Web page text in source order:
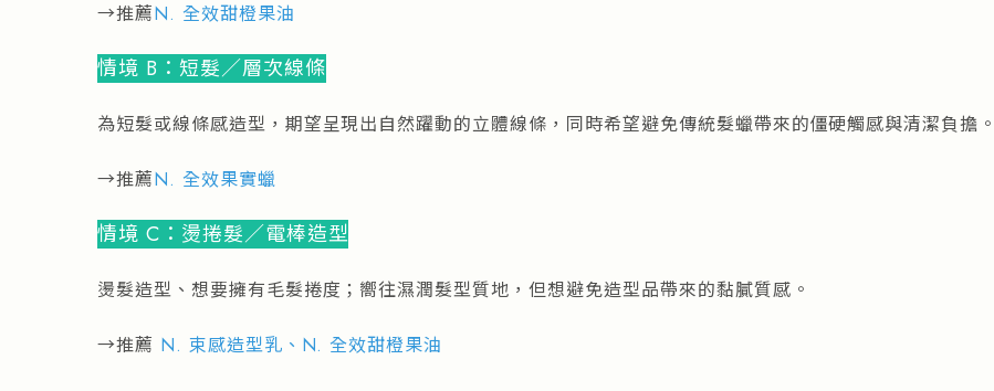
→推薦N. 全效甜橙果油
情境 B：短髮／層次線條
為短髮或線條感造型，期望呈現出自然躍動的立體線條，同時希望避免傳統髮蠟帶來的僵硬觸感與清潔負擔。
→推薦N. 全效果實蠟
情境 C：燙捲髮／電棒造型
燙髮造型、想要擁有毛髮捲度；嚮往濕潤髮型質地，但想避免造型品帶來的黏膩質感。
→推薦 N. 束感造型乳 、 N. 全效甜橙果油